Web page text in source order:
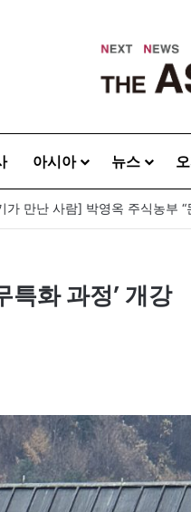
아시아 뉴스
특화 과정’ 개강